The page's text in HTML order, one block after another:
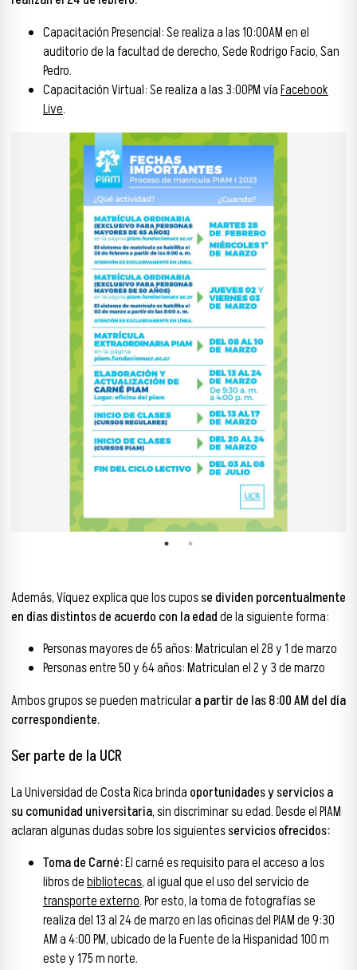
Capacitación Presencial: Se realiza a las 10:00AM en el
auditorio de la facultad de derecho, Sede Rodrigo Facio, San
Pedro.
Capacitación Virtual: Se realiza a las 3:00PM víaFacebook
Live.
Además, Víquez explica que los cuposse dividen porcentualmente
en días distintos de acuerdo con la edadde la siguiente forma:
Personas mayores de 65 años: Matriculan el 28 y 1 de marzo
Personas entre 50 y 64 años: Matriculan el 2 y 3 de marzo
Ambos grupos se pueden matriculara partir de las 8:00 AM del día
correspondiente.
Ser parte de la UCR
La Universidad de Costa Rica brinda oportunidades y servicios a
su comunidad universitaria, sin discriminar su edad. Desde el PIAM
aclaran algunas dudas sobre los siguientesservicios ofrecidos:
Toma de Carné:El carné es requisito para el acceso a los
libros debibliotecas, al igual que el uso del servicio de
transporte externo. Por esto, la toma de fotografías se
realiza del 13 al 24 de marzo en las oficinas del PIAM de 9:30
AM a 4:00 PM, ubicado de la Fuente de la Hispanidad 100 m
este y 175 m norte.